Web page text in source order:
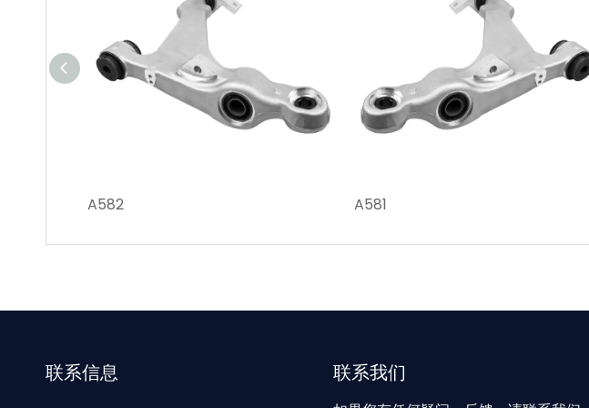
A582 A581
联系信息 联系我们